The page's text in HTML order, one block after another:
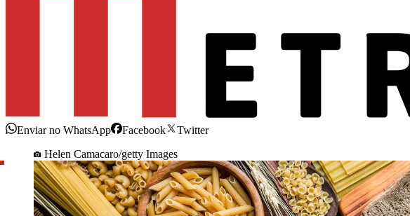
Enviar no WhatsApp Facebook
Twitter
Helen Camacaro/getty Images